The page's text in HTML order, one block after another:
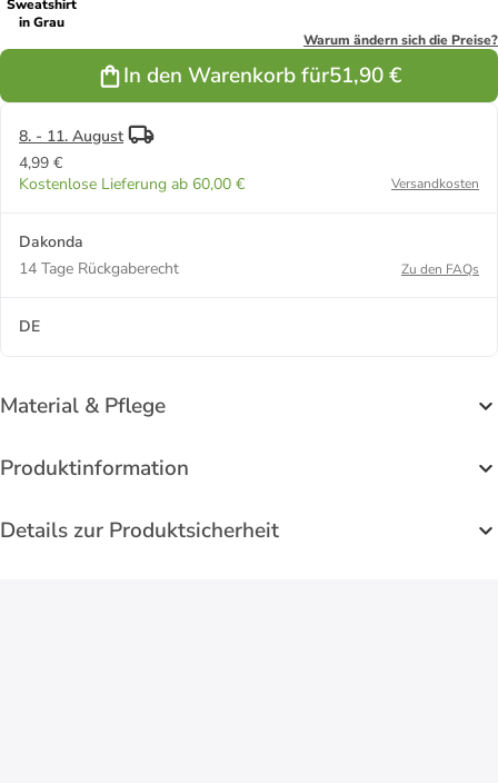
Sweatshirt
in Grau
Warum ändern sich die Preise?
In den Warenkorb für51,90 €
8. - 11. August
4,99 €
Kostenlose Lieferung ab 60,00 €
Versandkosten
Dakonda
14 Tage Rückgaberecht
Zu den FAQs
DE
Material & Pflege
Produktinformation
Details zur Produktsicherheit